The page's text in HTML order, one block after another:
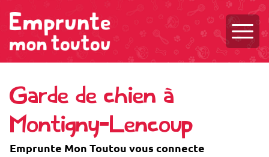
Garde de chien à
Montigny-Lencoup
Emprunte Mon Toutou vous connecte